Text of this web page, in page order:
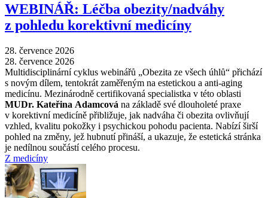
WEBINÁŘ: Léčba obezity/nadváhy
z pohledu korektivní medicíny
28. července 2026
28. července 2026
Multidisciplinární cyklus webinářů „Obezita ze všech úhlů“ přichází
s novým dílem, tentokrát zaměřeným na estetickou a anti-aging
medicínu. Mezinárodně certifikovaná specialistka v této oblasti
MUDr. Kateřina Adamcová na základě své dlouholeté praxe
v korektivní medicíně přibližuje, jak nadváha či obezita ovlivňují
vzhled, kvalitu pokožky i psychickou pohodu pacienta. Nabízí širší
pohled na změny, jež hubnutí přináší, a ukazuje, že estetická stránka
je nedílnou součástí celého procesu.
Z medicíny